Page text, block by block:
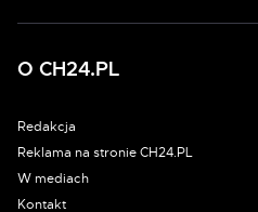
O CH24.PL
Redakcja
Reklama na stronie CH24.PL
W mediach
Kontakt